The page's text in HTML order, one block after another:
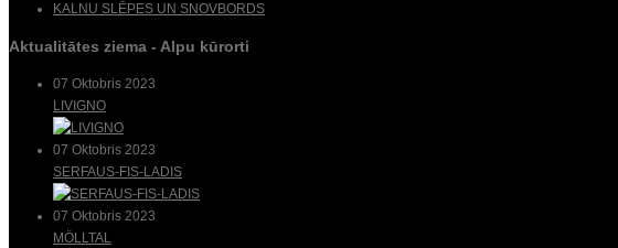
KALNU SLĒPES UN SNOVBORDS
Aktualitātes ziema - Alpu kūrorti
07 Oktobris 2023
LIVIGNO
07 Oktobris 2023
SERFAUS-FIS-LADIS
07 Oktobris 2023
MÖLLTAL